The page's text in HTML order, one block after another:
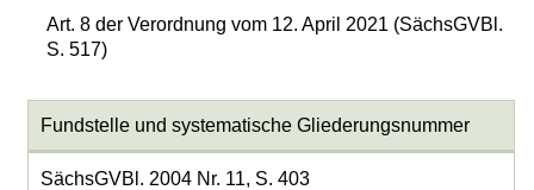
Art. 8 der Verordnung vom 12. April 2021 (SächsGVBl.
S. 517)
Fundstelle und systematische Gliederungsnummer
SächsGVBl. 2004 Nr. 11, S. 403